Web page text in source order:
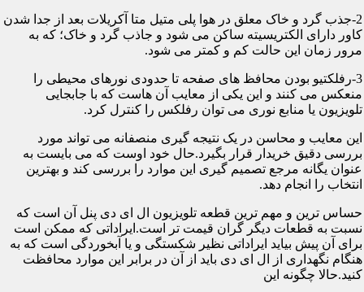
2-جذب گرد و خاک معلق در هوا پلی متیل متا آکریلات بعد از جدا شدن
کاور دارای الکتریسیته ساکن می شود و جاذب گرد و خاک؛ که به
مرور زمان این حالت کم و کمتر می شود.
3-رفلکتیو بودن محافظ های صفحه تا حدودی نورهای محیطی را
منعکس می کنند و این یکی از معایب آن هاست که با جابجایی
تلویزیون یا منابع نوری می توان رفلکس را کنترل کرد.
این معایب و محاسن در یک نتیجه گیری منصفانه می تواند مورد
بررسی دقیق خریدار قرار بگیرد.حال خود اوست که می بایست به
عنوان یگانه مرجع تصمیم گیری این موارد را بررسی کند و بهترین
انتخاب را انجام دهد.
حساس ترین و مهم ترین قطعه تلویزیون ال ای دی پنل آن است که
نسبت به قطعات دیگر گران قیمت تر است.ایراداتی که ممکن است
برای آن پیش بیاید ایراداتی نظیر شکستگی و یا آبخوردگی است که به
هنگام نگهداری از ال ای دی باید از آن در برابر این موارد محافظت
کنید.حالا چگونه این